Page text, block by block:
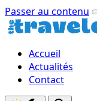
Passer au contenu
Accueil
Actualités
Contact